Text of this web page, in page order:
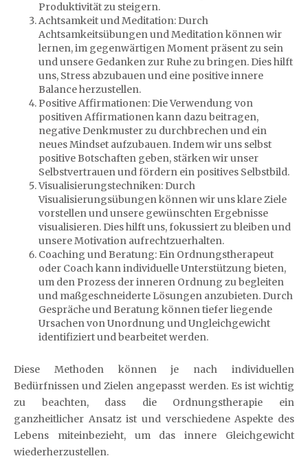
Produktivität zu steigern.
Achtsamkeit und Meditation: Durch
Achtsamkeitsübungen und Meditation können wir
lernen, im gegenwärtigen Moment präsent zu sein
und unsere Gedanken zur Ruhe zu bringen. Dies hilft
uns, Stress abzubauen und eine positive innere
Balance herzustellen.
Positive Affirmationen: Die Verwendung von
positiven Affirmationen kann dazu beitragen,
negative Denkmuster zu durchbrechen und ein
neues Mindset aufzubauen. Indem wir uns selbst
positive Botschaften geben, stärken wir unser
Selbstvertrauen und fördern ein positives Selbstbild.
Visualisierungstechniken: Durch
Visualisierungsübungen können wir uns klare Ziele
vorstellen und unsere gewünschten Ergebnisse
visualisieren. Dies hilft uns, fokussiert zu bleiben und
unsere Motivation aufrechtzuerhalten.
Coaching und Beratung: Ein Ordnungstherapeut
oder Coach kann individuelle Unterstützung bieten,
um den Prozess der inneren Ordnung zu begleiten
und maßgeschneiderte Lösungen anzubieten. Durch
Gespräche und Beratung können tiefer liegende
Ursachen von Unordnung und Ungleichgewicht
identifiziert und bearbeitet werden.
Diese Methoden können je nach individuellen
Bedürfnissen und Zielen angepasst werden. Es ist wichtig
zu beachten, dass die Ordnungstherapie ein
ganzheitlicher Ansatz ist und verschiedene Aspekte des
Lebens miteinbezieht, um das innere Gleichgewicht
wiederherzustellen.